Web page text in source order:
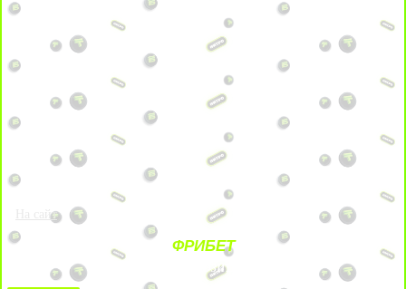
На сайт
ФРИБЕТ
ЗА ДЕПОЗИТЫ